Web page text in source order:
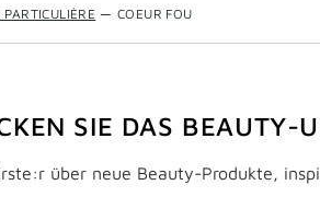
— COEUR FOU
SIE DAS BEAUTY-
über neue Beauty-Produkte,